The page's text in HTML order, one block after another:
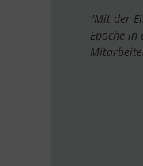
Mit der
Epoche in